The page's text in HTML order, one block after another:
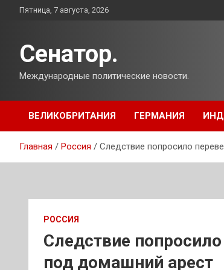
ПерейтиПятница, 7 августа, 2026
Сенатор.
Международные политические новости.
ВЕЛИКОБРИТАНИЯ ГЕРМАНИЯ
Главная Россия Следствие попросило
РОССИЯ
Следствие
под домашний арест